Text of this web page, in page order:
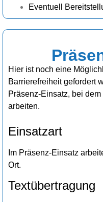
Eventuell
Hier ist noch eine
Barrierefreiheit gefordert
Präsenz-Einsatz, bei
arbeiten.
Einsatzart
Im Präsenz-Einsatz
Ort.
Textübertragung